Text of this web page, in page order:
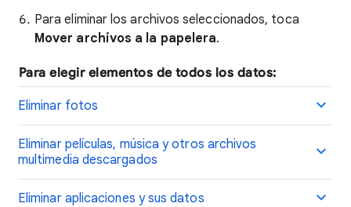
Para eliminar los archivos seleccionados, toca
Mover archivos a la papelera.
Para elegir elementos de todos los datos:
Eliminar fotos
Eliminar películas, música y otros archivos
multimedia descargados
Eliminar aplicaciones y sus datos